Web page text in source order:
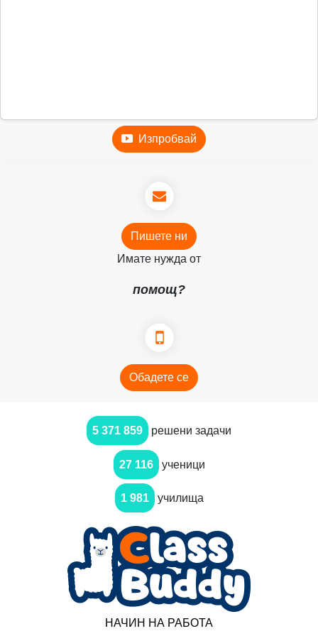
Изпробвай
Пишете ни
Имате нужда от
помощ?
Обадете се
5 371 859 решени задачи
27 116 ученици
1 981 училища
НАЧИН НА РАБОТА